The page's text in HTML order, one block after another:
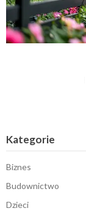
Kategorie
Biznes
Budownictwo
Dzieci